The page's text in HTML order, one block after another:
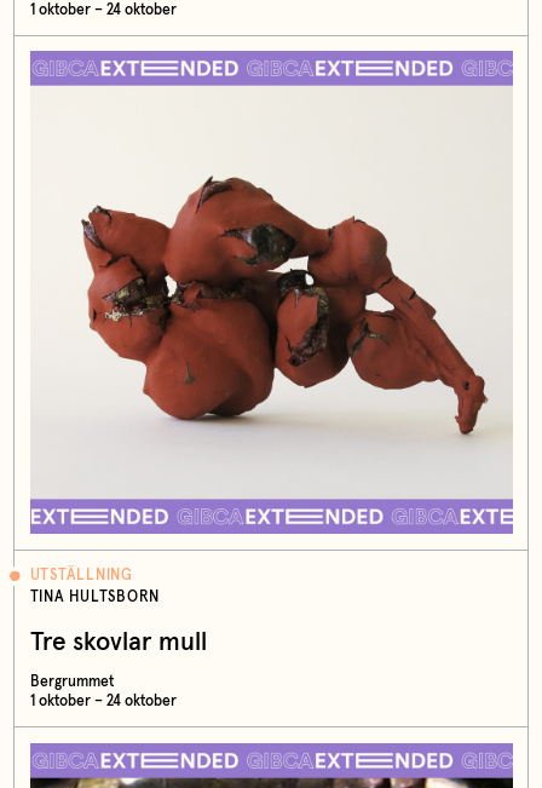
1 oktober – 24 oktober
UTSTÄLLNING
TINA HULTSBORN
Tre skovlar mull
Bergrummet
1 oktober – 24 oktober